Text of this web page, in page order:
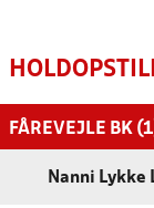
FÅREVEJLE BK
Nanni Lykke